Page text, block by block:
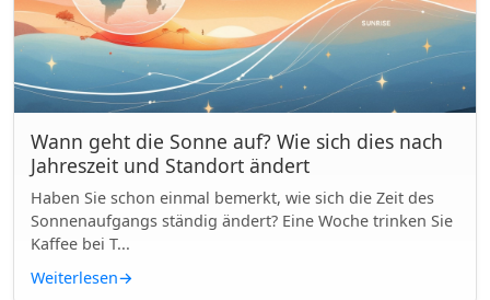
Wann geht die Sonne auf? Wie sich dies nach
Jahreszeit und Standort ändert
Haben Sie schon einmal bemerkt, wie sich die Zeit des
Sonnenaufgangs ständig ändert? Eine Woche trinken Sie
Kaffee bei T...
Weiterlesen→